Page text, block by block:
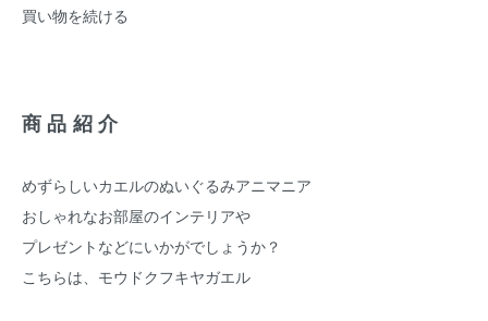
買い物を続ける
商品紹介
めずらしいカエルのぬいぐるみアニマニア
おしゃれなお部屋のインテリアや
プレゼントなどにいかがでしょうか？
こちらは、モウドクフキヤガエル